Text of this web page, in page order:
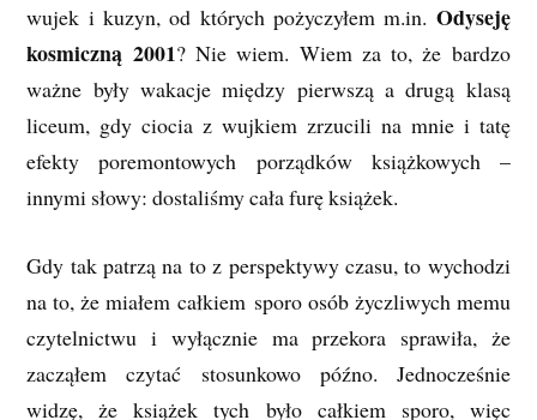
wujek i kuzyn, od których pożyczyłem m.in. Odyseję
kosmiczną 2001? Nie wiem. Wiem za to, że bardzo
ważne były wakacje między pierwszą a drugą klasą
liceum, gdy ciocia z wujkiem zrzucili na mnie i tatę
efekty poremontowych porządków książkowych –
innymi słowy: dostaliśmy cała furę książek.
Gdy tak patrzą na to z perspektywy czasu, to wychodzi
na to, że miałem całkiem sporo osób życzliwych memu
czytelnictwu i wyłącznie ma przekora sprawiła, że
zacząłem czytać stosunkowo późno. Jednocześnie
widzę, że książek tych było całkiem sporo, więc